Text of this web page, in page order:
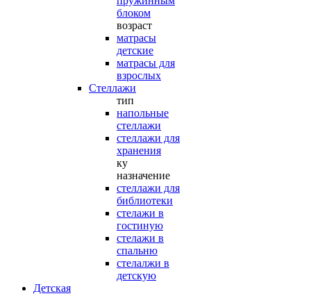
блоком
возраст
матрасы
детские
матрасы для
взрослых
Стеллажи
тип
напольные
стеллажи
стеллажи для
хранения
ку
назначение
стеллажи для
библиотеки
стелажи в
гостиную
стелажи в
спальню
стелалжи в
детскую
Детская